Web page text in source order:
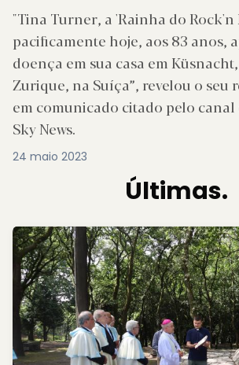
"Tina Turner, a 'Rainha do Rock'n
pacificamente hoje, aos 83 anos,
doença em sua casa em
Zurique, na Suíça”, revelou o seu
em comunicado citado pelo canal
Sky News.
24 maio 2023
Últimas.